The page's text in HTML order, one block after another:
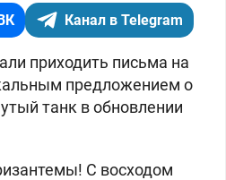
Канал в Telegram
приходить письма на
предложением о
танк в обновлении
С восходом